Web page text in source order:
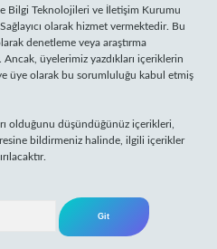
Bilgi Teknolojileri ve İletişim Kurumu
olarak hizmet vermektedir. Bu
denetleme veya araştırma
üyelerimiz yazdıkları içeriklerin
üye olarak bu sorumluluğu kabul etmiş
olduğunu düşündüğünüz içerikleri,
bildirmeniz halinde, ilgili içerikler